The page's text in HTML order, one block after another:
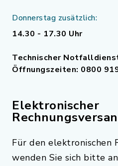
Donnerstag zusätzlich:
14.30 - 17.30 Uhr
Technischer
Öffnungszeiten: 0800
Elektronischer
Für den elektronischen
wenden Sie sich bitte an